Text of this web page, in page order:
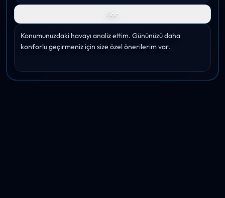
Sor
Konumunuzdaki havayı analiz ettim. Gününüzü daha
konforlu geçirmeniz için size özel önerilerim var.